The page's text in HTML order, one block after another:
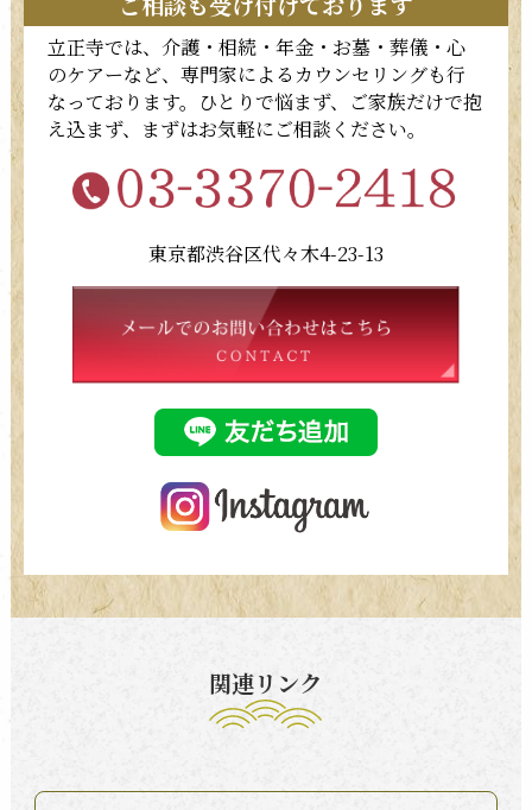
立正寺では、介護・相続・年金・お墓・葬儀・心
のケアーなど、専門家によるカウンセリングも行
なっております。ひとりで悩まず、ご家族だけで抱
え込まず、まずはお気軽にご相談ください。
東京都渋谷区代々木4-23-13
関連リンク